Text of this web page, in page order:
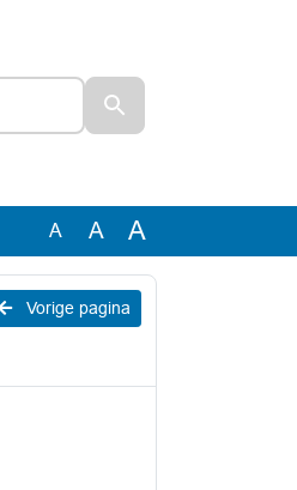
A A A
Vorige pagina